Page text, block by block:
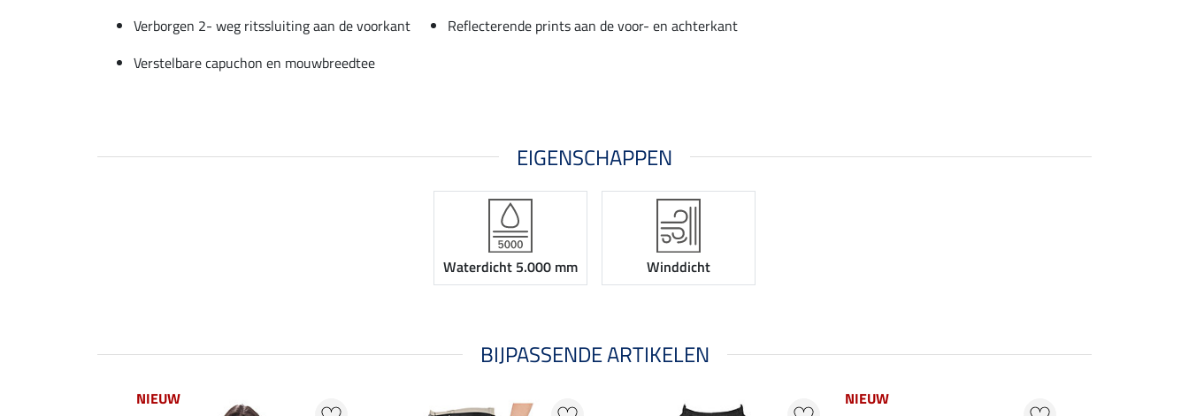
Verborgen 2- weg ritssluiting aan de voorkant
Reflecterende prints aan de voor- en achterkant
Verstelbare capuchon en mouwbreedtee
EIGENSCHAPPEN
Waterdicht 5.000 mm Winddicht
BIJPASSENDE ARTIKELEN
NIEUW NIEUW